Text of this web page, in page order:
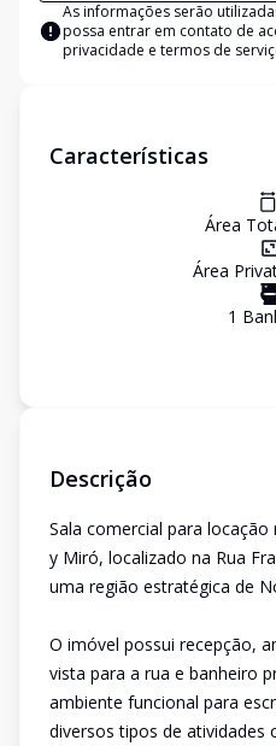
As informações serão
possa entrar em contato de
privacidade e termos de
Características
Área
Área
1
Descrição
Sala comercial para
y Miró, localizado na Rua
uma região estratégica de
O imóvel possui recepção,
vista para a rua e banheiro
ambiente funcional para
diversos tipos de atividades